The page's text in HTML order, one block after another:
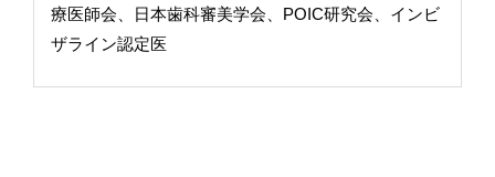
療医師会、日本歯科審美学会、POIC研究会、インビ
ザライン認定医